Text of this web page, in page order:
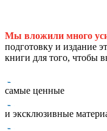
Мы вложили много
подготовку и издание
книги для того, чтобы
самые ценные
и эксклюзивные